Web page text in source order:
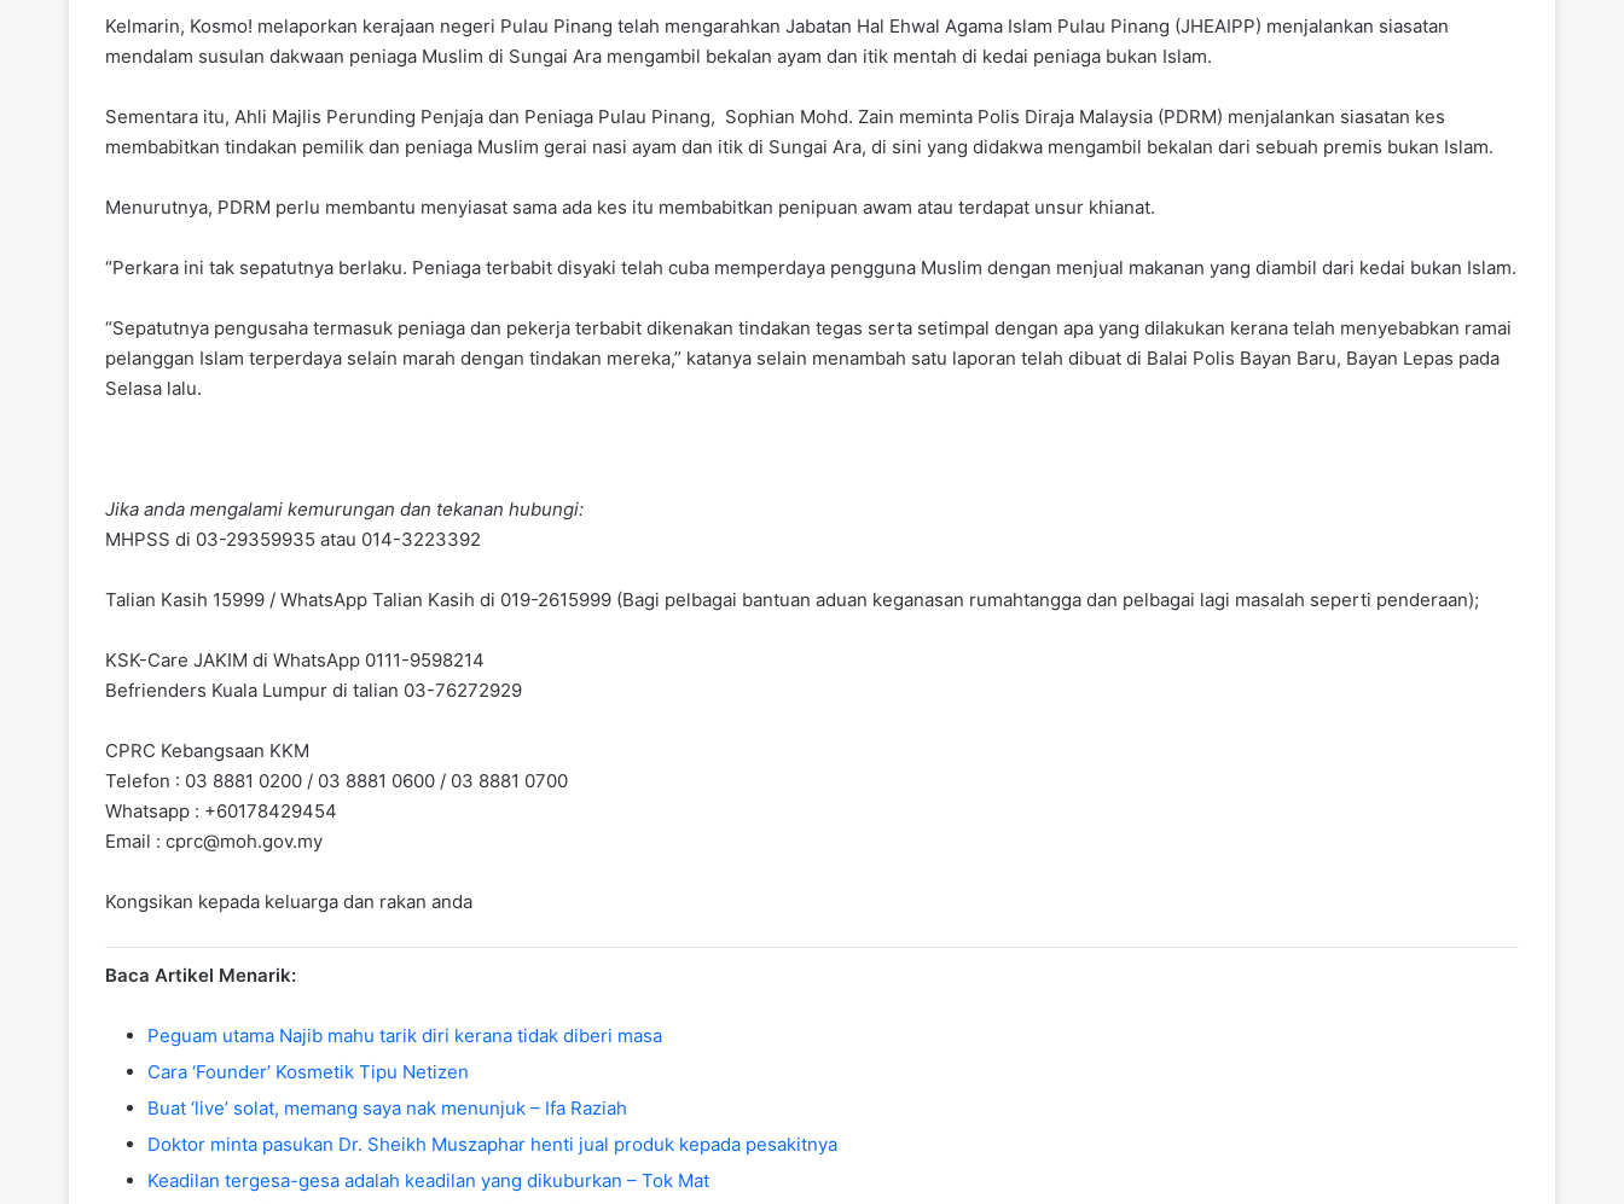
Kelmarin, Kosmo! melaporkan kerajaan negeri Pulau Pinang telah mengarahkan Jabatan Hal Ehwal Agama Islam Pulau Pinang (JHEAIPP) menjalankan siasatan
mendalam susulan dakwaan peniaga Muslim di Sungai Ara mengambil bekalan ayam dan itik mentah di kedai peniaga bukan Islam.
Sementara itu, Ahli Majlis Perun­ding Penjaja dan Peniaga Pulau Pinang, Sophian Mohd. Zain me­minta Polis Diraja Malaysia (PDRM) menjalankan siasatan kes
membabitkan tindakan pemilik dan peniaga Muslim gerai nasi ayam dan itik di Sungai Ara, di sini yang didakwa mengambil bekalan dari sebuah premis bukan Islam.
Menurutnya, PDRM perlu membantu menyiasat sama ada kes itu membabitkan peni­puan awam atau terdapat unsur ­khianat.
“Perkara ini tak sepatutnya berlaku. Peniaga terbabit disyaki telah cuba memperdaya pengguna Muslim dengan menjual makanan yang diambil dari kedai bukan Islam.
“Sepatutnya pengusaha termasuk peniaga dan pekerja terbabit dikenakan tindakan tegas serta setimpal dengan apa yang dilakukan kerana telah menyebabkan ramai
pelanggan Islam terperdaya selain marah dengan tindakan mereka,” kata­nya selain menambah satu laporan telah dibuat di Balai Polis Bayan Baru, Bayan Lepas pada
Selasa lalu.
Jika anda mengalami kemurungan dan tekanan hubungi:
MHPSS di 03-29359935 atau 014-3223392
Talian Kasih 15999 / WhatsApp Talian Kasih di 019-2615999 (Bagi pelbagai bantuan aduan keganasan rumahtangga dan pelbagai lagi masalah seperti penderaan);
KSK-Care JAKIM di WhatsApp 0111-9598214
Befrienders Kuala Lumpur di talian 03-76272929
CPRC Kebangsaan KKM
Telefon : 03 8881 0200 / 03 8881 0600 / 03 8881 0700
Whatsapp : +60178429454
Email : cprc@moh.gov.my
Kongsikan kepada keluarga dan rakan anda
Baca Artikel Menarik:
Peguam utama Najib mahu tarik diri kerana tidak diberi masa
Cara ‘Founder’ Kosmetik Tipu Netizen
Buat ‘live’ solat, memang saya nak menunjuk – Ifa Raziah
Doktor minta pasukan Dr. Sheikh Muszaphar henti jual produk kepada pesakitnya
Keadilan tergesa-gesa adalah keadilan yang dikuburkan – Tok Mat